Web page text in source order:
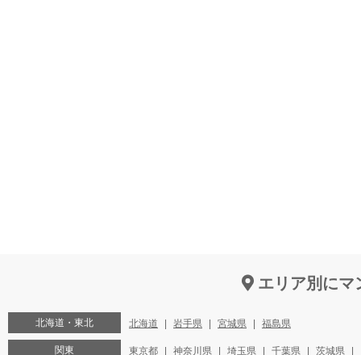
エリア別にマ
北海道・東北 北海道 岩手県 宮城県 福島県
関東 東京都 神奈川県 埼玉県 千葉県 茨城県